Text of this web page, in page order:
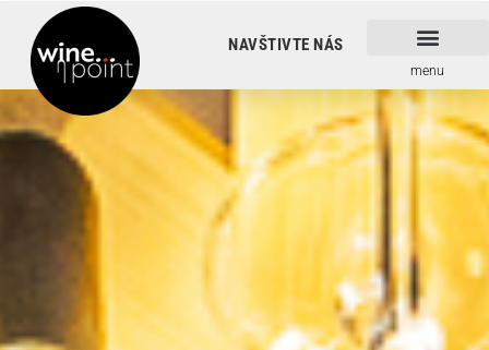
NAVŠTIVTE NÁS
menu